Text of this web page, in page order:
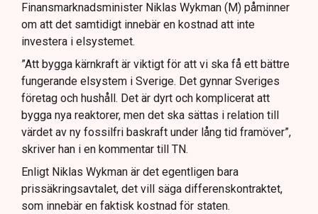
Finansmarknadsminister Niklas Wykman (M) påminner
om att det samtidigt innebär en kostnad att inte
investera i elsystemet.
”Att bygga kärnkraft är viktigt för att vi ska få ett bättre
fungerande elsystem i Sverige. Det gynnar Sveriges
företag och hushåll. Det är dyrt och komplicerat att
bygga nya reaktorer, men det ska sättas i relation till
värdet av ny fossilfri baskraft under lång tid framöver”,
skriver han i en kommentar till TN.
Enligt Niklas Wykman är det egentligen bara
prissäkringsavtalet, det vill säga differenskontraktet,
som innebär en faktisk kostnad för staten.